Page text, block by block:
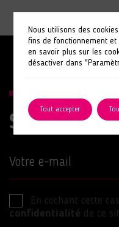
Suivez nos
Votre e-mail
En cochant cette
confidentialité de ce
Nous utilisons des
fins de fonctionnement et
en savoir plus sur les
désactiver dans
Tout accepter